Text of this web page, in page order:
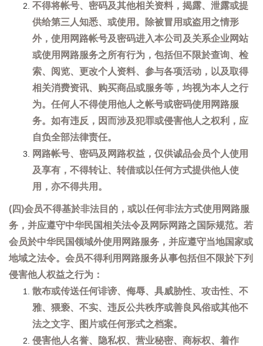
不得将帐号、密码及其他相关资料，揭露、泄露或提
供给第三人知悉、或使用。除被冒用或盗用之情形
外，使用网路帐号及密码进入本公司及关系企业网站
或使用网路服务之所有行为，包括但不限於查询、检
索、阅览、更改个人资料、参与各项活动，以及取得
相关消费资讯、购买商品或服务等，均视为本人之行
为。任何人不得使用他人之帐号或密码使用网路服
务。如有违反，因而涉及犯罪或侵害他人之权利，应
自负全部法律责任。
网路帐号、密码及网路权益，仅供诚品会员个人使用
及享有，不得转让、转借或以任何方式提供他人使
用，亦不得共用。
(四)会员不得基於非法目的，或以任何非法方式使用网路服
务，并应遵守中华民国相关法令及网际网路之国际规范。若
会员於中华民国领域外使用网路服务，并应遵守当地国家或
地域之法令。会员不得利用网路服务从事包括但不限於下列
侵害他人权益之行为：
散布或传送任何诽谤、侮辱、具威胁性、攻击性、不
雅、猥亵、不实、违反公共秩序或善良风俗或其他不
法之文字、图片或任何形式之档案。
侵害他人名誉、隐私权、营业秘密、商标权、着作